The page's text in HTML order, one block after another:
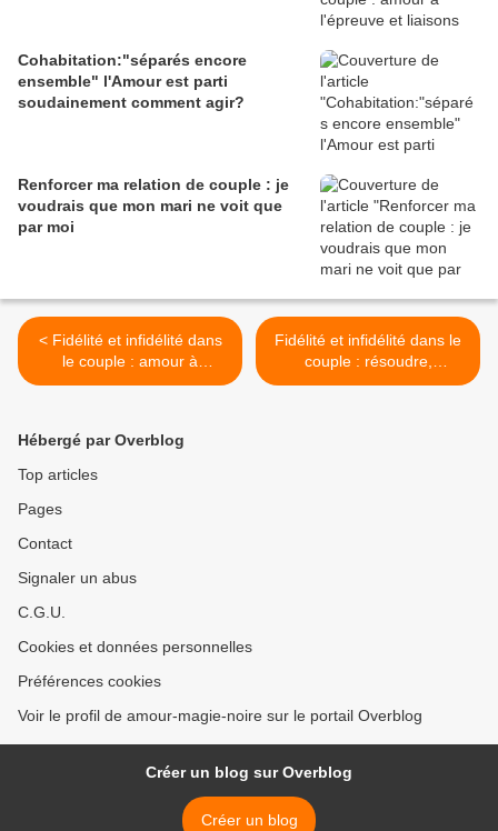
Cohabitation:"séparés encore
ensemble" l'Amour est parti
soudainement comment agir?
Renforcer ma relation de couple : je
voudrais que mon mari ne voit que
par moi
< Fidélité et infidélité dans
le couple : amour à
l'épreuve et liaisons
Fidélité et infidélité dans le
couple : résoudre,
dissoudre, ou absoudre !
Hébergé par Overblog
Top articles
Pages
Contact
Signaler un abus
C.G.U.
Cookies et données personnelles
Préférences cookies
Voir le profil de amour-magie-noire sur le portail Overblog
Créer un blog sur Overblog
Créer un blog